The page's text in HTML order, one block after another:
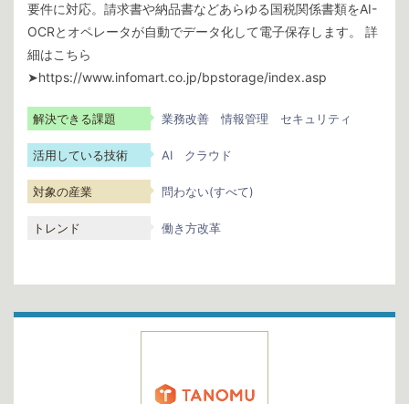
要件に対応。請求書や納品書などあらゆる国税関係書類をAI-
OCRとオペレータが自動でデータ化して電子保存します。 詳
細はこちら
➤https://www.infomart.co.jp/bpstorage/index.asp
解決できる課題 業務改善 情報管理 セキュリティ
活用している技術 AI クラウド
対象の産業 問わない(すべて)
トレンド 働き方改革